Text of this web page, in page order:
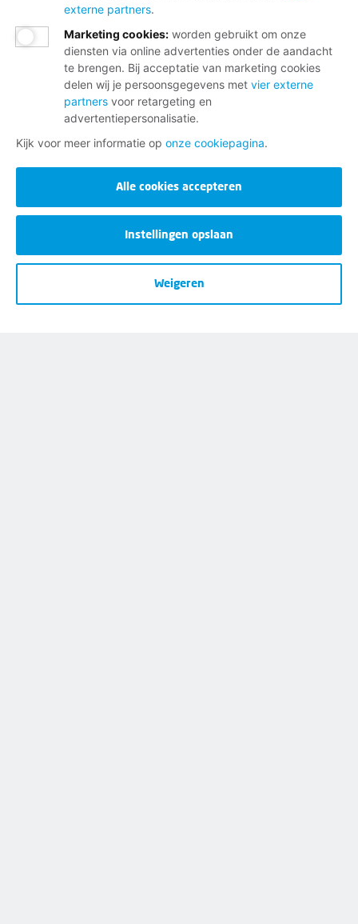
Neem contact op met de FNV
Vragen over het lidmaatschap
Vragen over werk en inkomen
Dienstverlening bij jou in de buurt
Meld je aan voor onze nieuwsbrief
Disclaimer
externe partners.
Marketing cookies: worden gebruikt om onze
diensten via online advertenties onder de aandacht
te brengen. Bij acceptatie van marketing cookies
delen wij je persoonsgegevens met vier externe
partners voor retargeting en
advertentiepersonalisatie.
Kijk voor meer informatie op onze cookiepagina.
Alle cookies accepteren
Instellingen opslaan
Weigeren